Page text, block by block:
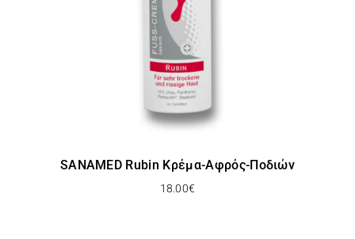
SANAMED Rubin Κρέμα-Αφρός-Ποδιών
18.00€